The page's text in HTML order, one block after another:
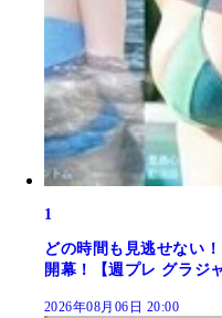
1
どの時間も見逃せない
開幕！【週プレ グラジ
2026年08月06日 20:00